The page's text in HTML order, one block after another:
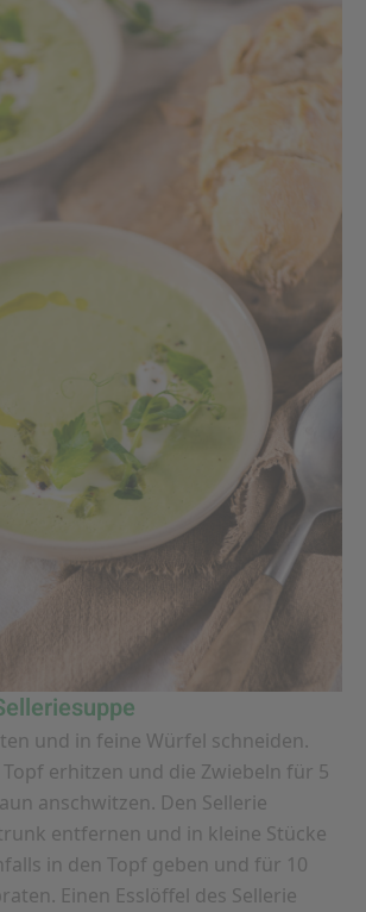
und in feine Würfel schneiden.
Topf erhitzen und die Zwiebeln für 5
anschwitzen. Den Sellerie
entfernen und in kleine Stücke
in den Topf geben und für 10
Einen Esslöffel des Sellerie